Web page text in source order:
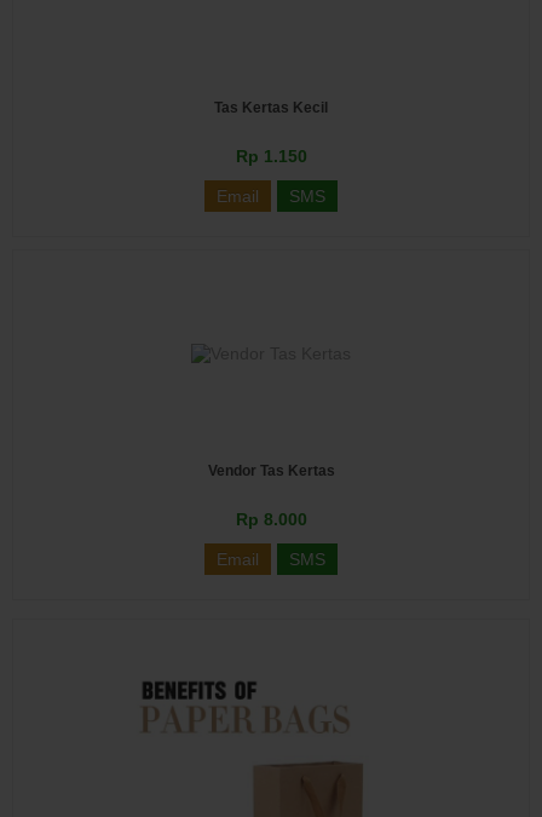
Tas Kertas Kecil
Rp 1.150
Email SMS
Vendor Tas Kertas
Rp 8.000
Email SMS